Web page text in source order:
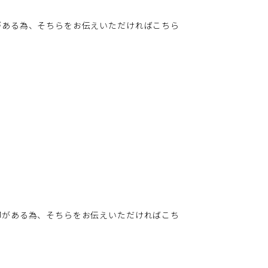
る為、そちらをお伝えいただければこちら
ある為、そちらをお伝えいただければこち